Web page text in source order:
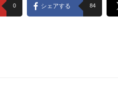
0 シェアする 84